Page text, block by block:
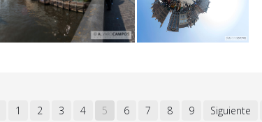
1 2 3 4 5 6 7 8 9 Siguiente